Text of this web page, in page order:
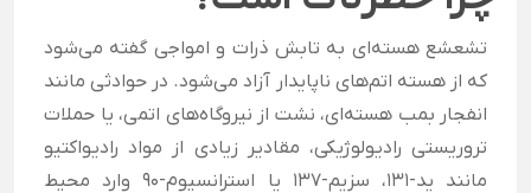
تشعشع هسته‌ای به تابش ذرات و امواجی گفته می‌شود
که از هسته اتم‌های ناپایدار آزاد می‌شود. در حوادثی مانند
انفجار بمب هسته‌ای، نشت از نیروگاه‌های اتمی، یا حملات
تروریستی رادیولوژیکی، مقادیر زیادی از مواد رادیواکتیو
مانند ید-۱۳۱، سزیم-۱۳۷ یا استرانسیوم-۹۰ وارد محیط